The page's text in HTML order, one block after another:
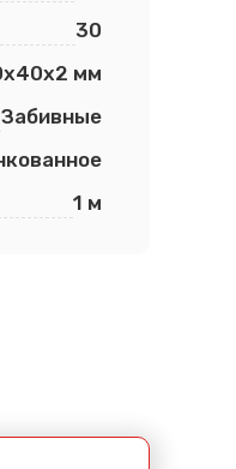
30
мм
Забивные
1 м